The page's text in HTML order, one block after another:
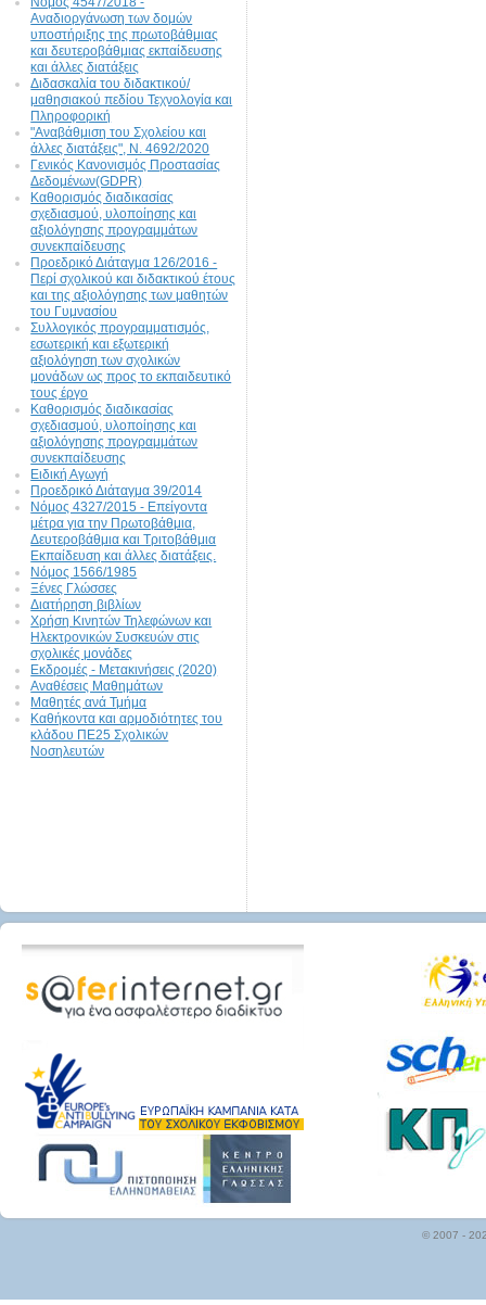
Αναδιοργάνωση των δομών
υποστήριξης της πρωτοβάθμιας
και δευτεροβάθμιας εκπαίδευσης
και άλλες διατάξεις
Διδασκαλία του διδακτικού/
μαθησιακού πεδίου Τεχνολογία και
Πληροφορική
"Αναβάθμιση του Σχολείου και
άλλες διατάξεις", N. 4692/2020
Γενικός Κανονισμός Προστασίας
Δεδομένων(GDPR)
Καθορισμός διαδικασίας
σχεδιασμού, υλοποίησης και
αξιολόγησης προγραμμάτων
συνεκπαίδευσης
Προεδρικό Διάταγμα 126/2016 -
Περί σχολικού και διδακτικού έτους
και της αξιολόγησης των μαθητών
του Γυμνασίου
Συλλογικός προγραμματισμός,
εσωτερική και εξωτερική
αξιολόγηση των σχολικών
μονάδων ως προς το εκπαιδευτικό
τους έργο
Καθορισμός διαδικασίας
σχεδιασμού, υλοποίησης και
αξιολόγησης προγραμμάτων
συνεκπαίδευσης
Ειδική Αγωγή
Προεδρικό Διάταγμα 39/2014
Νόμος 4327/2015 - Επείγοντα
μέτρα για την Πρωτοβάθμια,
Δευτεροβάθμια και Τριτοβάθμια
Εκπαίδευση και άλλες διατάξεις.
Νόμος 1566/1985
Ξένες Γλώσσες
Διατήρηση βιβλίων
Χρήση Κινητών Τηλεφώνων και
Ηλεκτρονικών Συσκευών στις
σχολικές μονάδες
Εκδρομές - Μετακινήσεις (2020)
Αναθέσεις Μαθημάτων
Μαθητές ανά Τμήμα
Καθήκοντα και αρμοδιότητες του
κλάδου ΠΕ25 Σχολικών
Νοσηλευτών
© 2007 -